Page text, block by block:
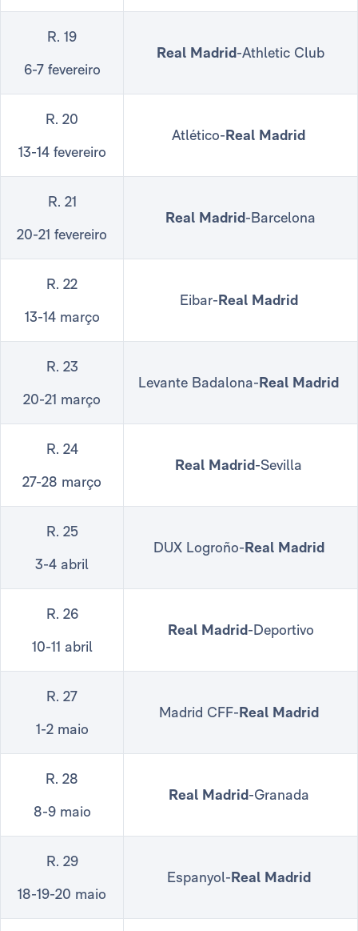
R. 19
6-7 fevereiro
Real Madrid-Athletic Club
R. 20
13-14 fevereiro
Atlético-Real Madrid
R. 21
20-21 fevereiro
Real Madrid-Barcelona
R. 22
13-14 março
Eibar-Real Madrid
R. 23
20-21 março
Levante Badalona-Real Madrid
R. 24
27-28 março
Real Madrid-Sevilla
R. 25
3-4 abril
DUX Logroño-Real Madrid
R. 26
10-11 abril
Real Madrid-Deportivo
R. 27
1-2 maio
Madrid CFF-Real Madrid
R. 28
8-9 maio
Real Madrid-Granada
R. 29
18-19-20 maio
Espanyol-Real Madrid